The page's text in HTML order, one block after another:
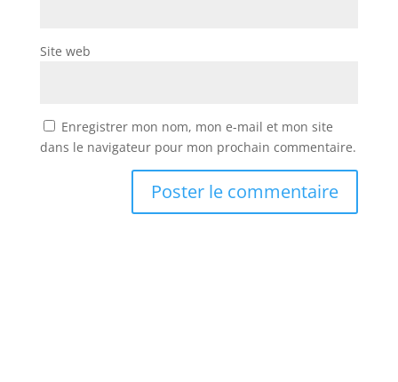
Site web
Enregistrer mon nom, mon e-mail et mon site
dans le navigateur pour mon prochain commentaire.